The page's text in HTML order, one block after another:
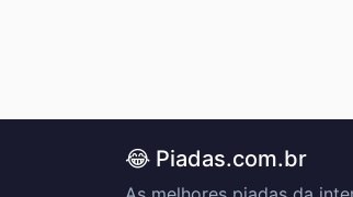
😂 Piadas.com.br